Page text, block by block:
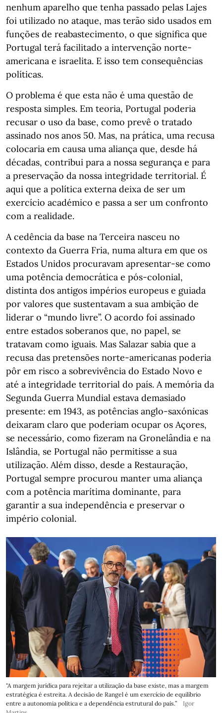
nenhum aparelho que tenha passado pelas Lajes
foi utilizado no ataque, mas terão sido usados em
funções de reabastecimento, o que significa que
Portugal terá facilitado a intervenção norte-
americana e israelita. E isso tem consequências
políticas.
O problema é que esta não é uma questão de
resposta simples. Em teoria, Portugal poderia
recusar o uso da base, como prevê o tratado
assinado nos anos 50. Mas, na prática, uma recusa
colocaria em causa uma aliança que, desde há
décadas, contribui para a nossa segurança e para
a preservação da nossa integridade territorial. É
aqui que a política externa deixa de ser um
exercício académico e passa a ser um confronto
com a realidade.
A cedência da base na Terceira nasceu no
contexto da Guerra Fria, numa altura em que os
Estados Unidos procuravam apresentar-se como
uma potência democrática e pós-colonial,
distinta dos antigos impérios europeus e guiada
por valores que sustentavam a sua ambição de
liderar o “mundo livre”. O acordo foi assinado
entre estados soberanos que, no papel, se
tratavam como iguais. Mas Salazar sabia que a
recusa das pretensões norte-americanas poderia
pôr em risco a sobrevivência do Estado Novo e
até a integridade territorial do país. A memória da
Segunda Guerra Mundial estava demasiado
presente: em 1943, as potências anglo-saxónicas
deixaram claro que poderiam ocupar os Açores,
se necessário, como fizeram na Gronelândia e na
Islândia, se Portugal não permitisse a sua
utilização. Além disso, desde a Restauração,
Portugal sempre procurou manter uma aliança
com a potência marítima dominante, para
garantir a sua independência e preservar o
império colonial.
"A margem jurídica para rejeitar a utilização da base existe, mas a margem
estratégica é estreita. A decisão de Rangel é um exercício de equilíbrio
entre a autonomia política e a dependência estrutural do país.”
Igor